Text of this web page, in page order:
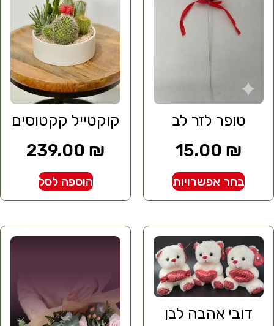
טופר לזר לב
15.00 ₪
בחר אפשרויות
קוקטייל קקטוסים
239.00 ₪
הוספה לסל
דובי אהבה לבן